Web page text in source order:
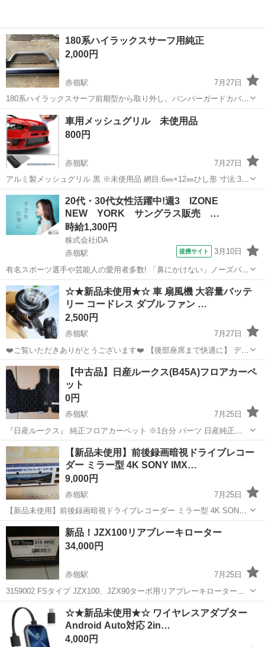
180系ハイラックスサーフ用純正
2,000円
赤嶺駅
7月27日
180系ハイラックスサーフ前期型から取り外し。バンパーガードカバ
ー？グリルガードカバー？メッシュグリル付き、使用感あり。メッシ
ュ部にサビ有り ※カバーのみ。パイプは無しです。なかなか出てこ
ないパーツかも。 破損してる方や予備...
沖縄 那覇市 赤嶺駅 外装、車外用品
ハイラックスサーフ
車用メッシュグリル 未使用品
800円
赤嶺駅
7月27日
アルミ製メッシュグリル 黒 ※未使用品 網目:6㎜×12㎜ひし形 寸法:33
㎝×100㎝ 希望の網目サイズを誤って購入しため出品します。 写真は
某通販サイトの絵になりますが、実物は開封(写真4枚目)したのみで、
未使用品に...
沖縄 糸満市 赤嶺駅 その他
20代・30代女性活躍中!週3 IZONE
NEW YORK サングラス販売 …
時給1,300円
株式会社iDA
赤嶺駅
提携サイト 3月10日
有名スポーツ選手や芸能人の愛用者多数! 「鼻にかけない」ノーズパッ
ドレスサングラスなど、心地よさと機能性にこだわったアイウェアを
展開する「IZONE NEWYORK」で販売スタッフを募集◎ ・サングラ
スの接客販売 ・レジ ...
沖縄 那覇市 赤嶺駅 その他
☆★新品未使用★☆ 車 扇風機 大容量バッテ
リー コードレス ダブル ファン …
2,500円
赤嶺駅
7月27日
❤️ご覧いただきありがとうございます❤️ 【後部座席まで快適に】 デュ
アルファン設計を採用しており、より広い範囲へ送風できるため、異
なる位置に座る乗員それぞれのニーズに対応します。さらに、本車内
扇風機は360°自...
沖縄 糸満市 赤嶺駅 アクセサリー
【中古品】日産ルークス(B45A)フロアカーペ
ット
0円
赤嶺駅
7月25日
『日産ルークス』 純正フロアカーペット ※1台分 パーツ 日産純正部
品 カーペットマット フロアマット カーペットマット オプション アク
セサリー 用品
沖縄 豊見城市 赤嶺駅 アクセサリー カーペット
【新品未使用】前後録画暗視ドライブレコー
ダー ミラー型 4K SONY IMX…
9,000円
赤嶺駅
7月25日
【新品未使用】前後録画暗視ドライブレコーダー ミラー型 4K SONY
IMX589 SONY IMX589センサーを搭載し、4K高画質録画とGPS機能
を備えた12インチIPS液晶ミラー型ドライブレコーダーです。 35,...
沖縄 糸満市 赤嶺駅 その他
新品！JZX100リアブレーキローター
34,000円
赤嶺駅
7月25日
3159002 FSタイプ JZX100、JZX90ターボ用リアブレーキローター。
ハイカーボン、スリットが入ってるタイプです。 新品未使用です。
沖縄 糸満市 赤嶺駅 パーツ
☆★新品未使用★☆ ワイヤレスアダプター
Android Auto対応 2in…
4,000円